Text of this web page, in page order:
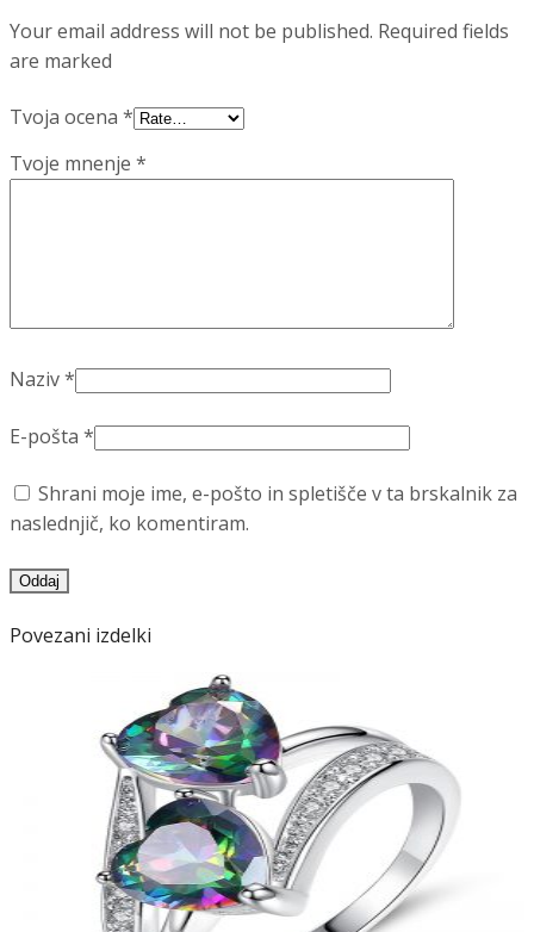
Your email address will not be published. Required fields
are marked
Tvoja ocena *
Tvoje mnenje *
Naziv*
E-pošta *
Shrani moje ime, e-pošto in spletišče v ta brskalnik za
naslednjič, ko komentiram.
Povezani izdelki